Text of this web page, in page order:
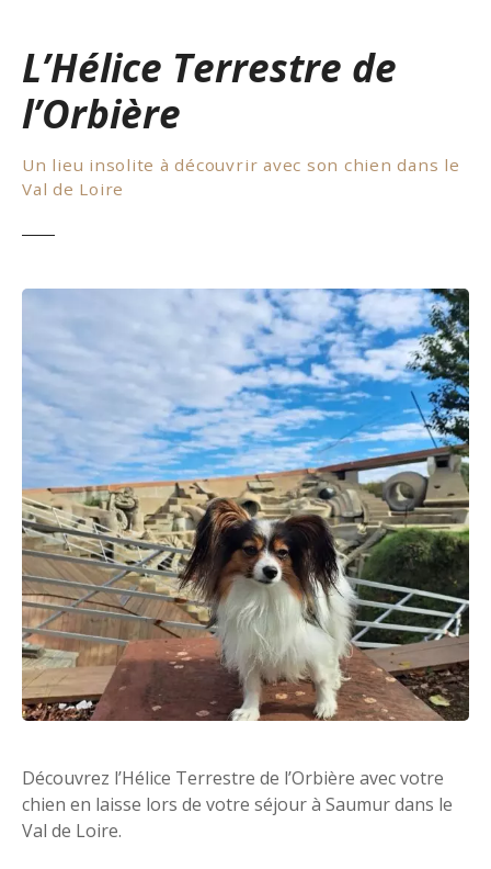
L’Hélice Terrestre de
l’Orbière
Un lieu insolite à découvrir avec son chien dans le
Val de Loire
Découvrez l’Hélice Terrestre de l’Orbière avec votre
chien en laisse lors de votre séjour à Saumur dans le
Val de Loire.